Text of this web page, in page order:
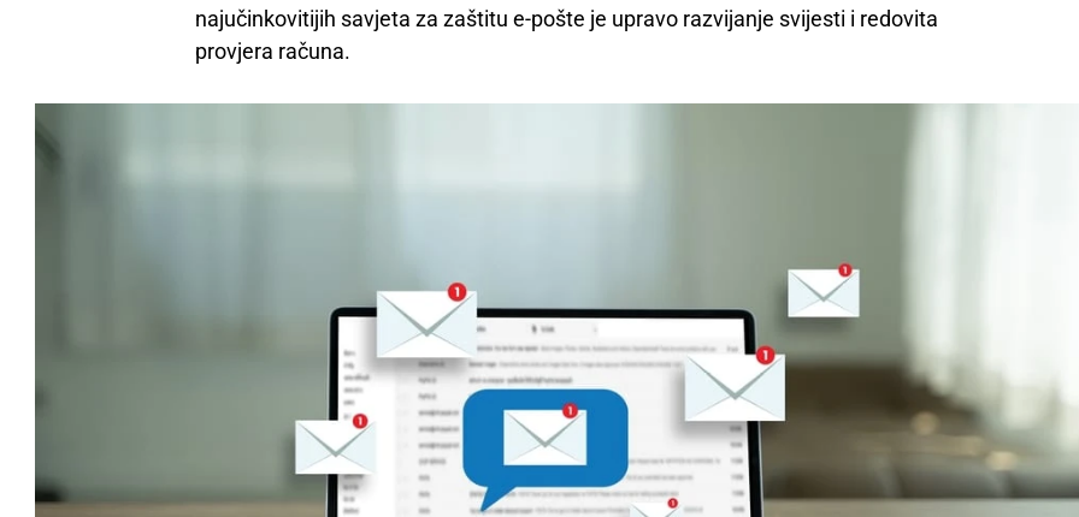
najučinkovitijih savjeta za zaštitu e-pošte je upravo razvijanje svijesti i redovita
provjera računa.